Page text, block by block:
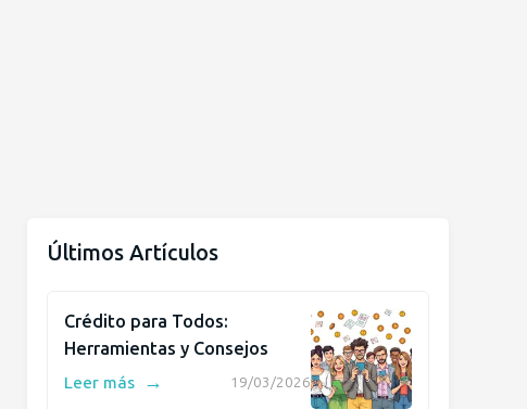
Últimos Artículos
Crédito para Todos:
Herramientas y Consejos
19/03/2026
Leer más →